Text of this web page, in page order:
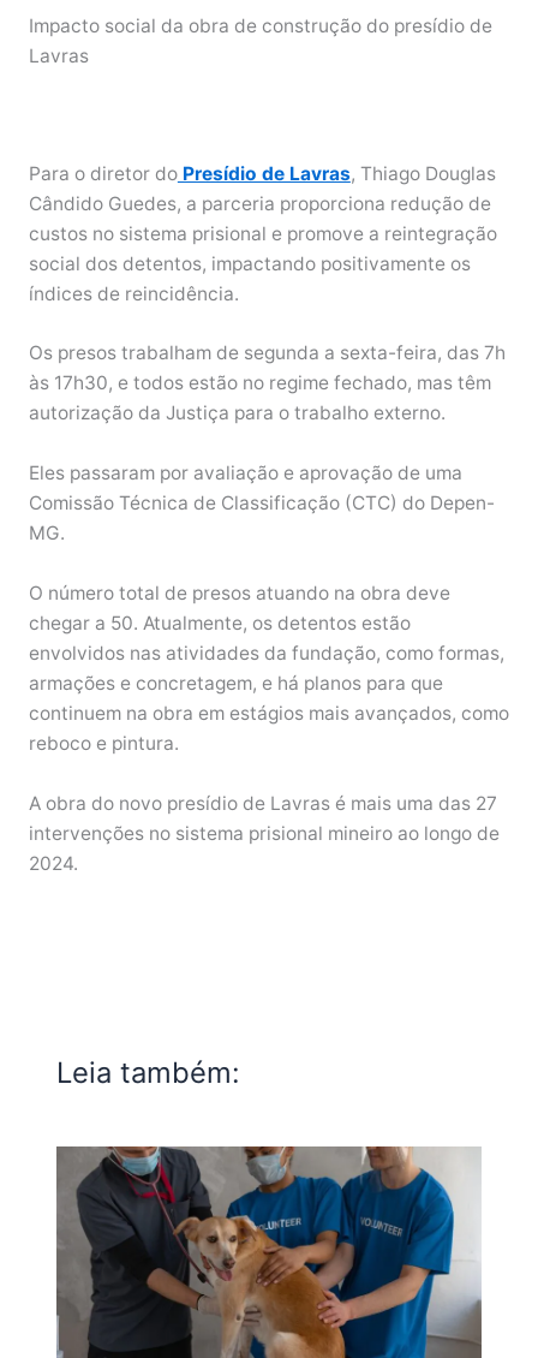
Impacto social da obra de construção do presídio de
Lavras
Para o diretor doPresídio de Lavras, Thiago Douglas
Cândido Guedes, a parceria proporciona redução de
custos no sistema prisional e promove a reintegração
social dos detentos, impactando positivamente os
índices de reincidência.
Os presos trabalham de segunda a sexta-feira, das 7h
às 17h30, e todos estão no regime fechado, mas têm
autorização da Justiça para o trabalho externo.
Eles passaram por avaliação e aprovação de uma
Comissão Técnica de Classificação (CTC) do Depen-
MG.
O número total de presos atuando na obra deve
chegar a 50. Atualmente, os detentos estão
envolvidos nas atividades da fundação, como formas,
armações e concretagem, e há planos para que
continuem na obra em estágios mais avançados, como
reboco e pintura.
A obra do novo presídio de Lavras é mais uma das 27
intervenções no sistema prisional mineiro ao longo de
2024.
Leia também: